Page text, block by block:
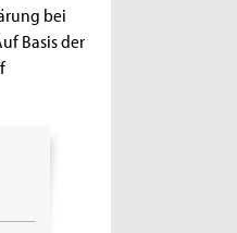
bei
Basis der